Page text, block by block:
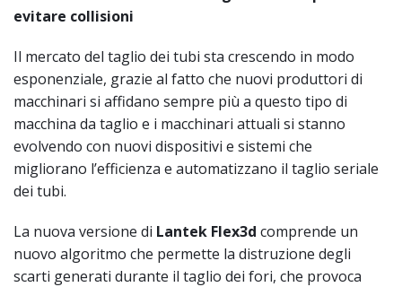
evitare collisioni
Il mercato del taglio dei tubi sta crescendo in modo
esponenziale, grazie al fatto che nuovi produttori di
macchinari si affidano sempre più a questo tipo di
macchina da taglio e i macchinari attuali si stanno
evolvendo con nuovi dispositivi e sistemi che
migliorano l’efficienza e automatizzano il taglio seriale
dei tubi.
La nuova versione di Lantek Flex3d comprende un
nuovo algoritmo che permette la distruzione degli
scarti generati durante il taglio dei fori, che provoca